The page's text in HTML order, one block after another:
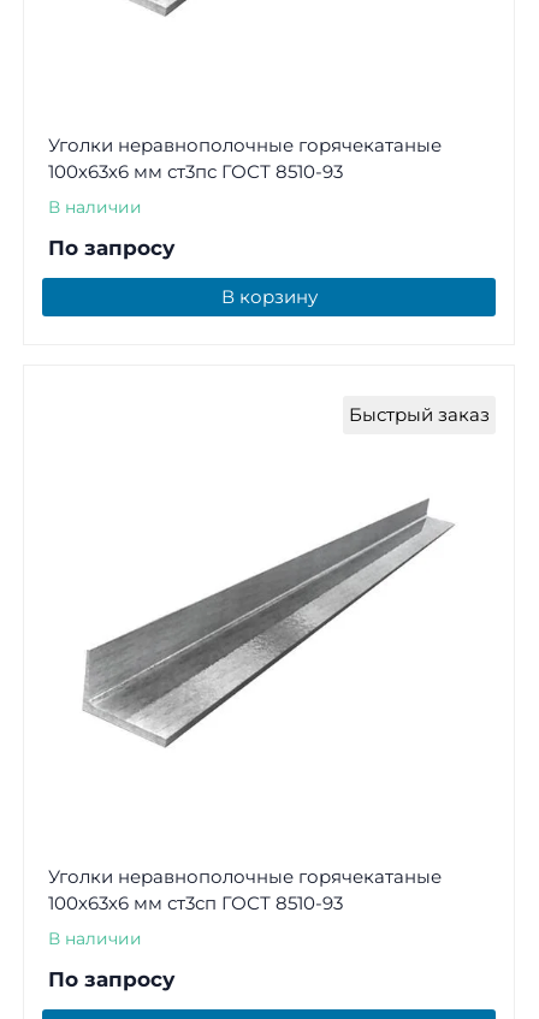
Уголки неравнополочные горячекатаные
100х63х6 мм ст3пс ГОСТ 8510-93
В наличии
По запросу
В корзину
Быстрый заказ
Уголки неравнополочные горячекатаные
100х63х6 мм ст3сп ГОСТ 8510-93
В наличии
По запросу